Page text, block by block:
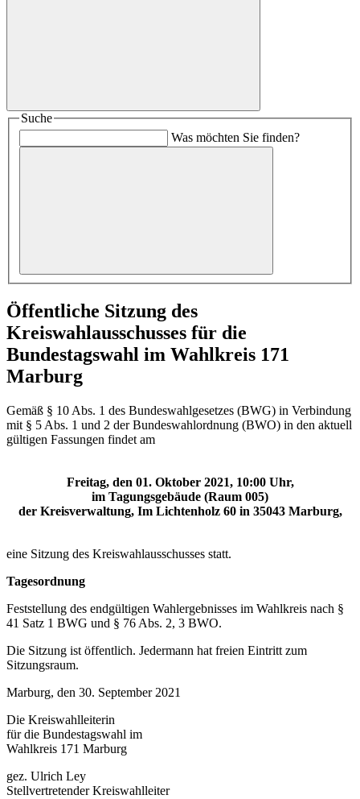
Suche
Was möchten Sie finden?
Öffentliche Sitzung des
Kreiswahlausschusses für die
Bundestagswahl im Wahlkreis 171
Marburg
Gemäß § 10 Abs. 1 des Bundeswahlgesetzes (BWG) in Verbindung
mit § 5 Abs. 1 und 2 der Bundeswahlordnung (BWO) in den aktuell
gültigen Fassungen findet am
Freitag, den 01. Oktober 2021, 10:00 Uhr,
im Tagungsgebäude (Raum 005)
der Kreisverwaltung, Im Lichtenholz 60 in 35043 Marburg,
eine Sitzung des Kreiswahlausschusses statt.
Tagesordnung
Feststellung des endgültigen Wahlergebnisses im Wahlkreis nach §
41 Satz 1 BWG und § 76 Abs. 2, 3 BWO.
Die Sitzung ist öffentlich. Jedermann hat freien Eintritt zum
Sitzungsraum.
Marburg, den 30. September 2021
Die Kreiswahlleiterin
für die Bundestagswahl im
Wahlkreis 171 Marburg
gez. Ulrich Ley
Stellvertretender Kreiswahlleiter